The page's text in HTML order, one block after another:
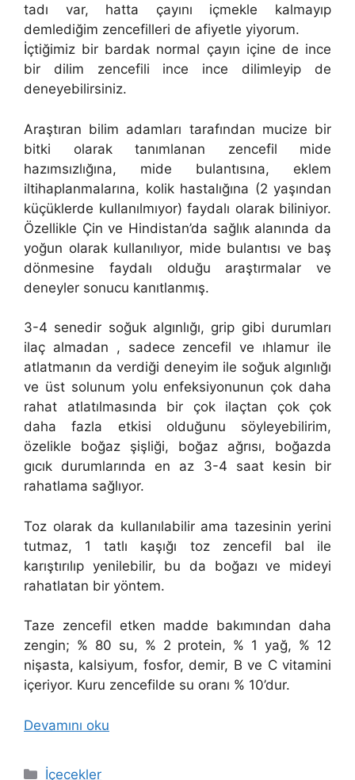
tadı var, hatta çayını içmekle kalmayıp
demlediğim zencefilleri de afiyetle yiyorum.
İçtiğimiz bir bardak normal çayın içine de ince
bir dilim zencefili ince ince dilimleyip de
deneyebilirsiniz.
Araştıran bilim adamları tarafından mucize bir
bitki olarak tanımlanan zencefil mide
hazımsızlığına, mide bulantısına, eklem
iltihaplanmalarına, kolik hastalığına (2 yaşından
küçüklerde kullanılmıyor) faydalı olarak biliniyor.
Özellikle Çin ve Hindistan’da sağlık alanında da
yoğun olarak kullanılıyor, mide bulantısı ve baş
dönmesine faydalı olduğu araştırmalar ve
deneyler sonucu kanıtlanmış.
3-4 senedir soğuk algınlığı, grip gibi durumları
ilaç almadan , sadece zencefil ve ıhlamur ile
atlatmanın da verdiği deneyim ile soğuk algınlığı
ve üst solunum yolu enfeksiyonunun çok daha
rahat atlatılmasında bir çok ilaçtan çok çok
daha fazla etkisi olduğunu söyleyebilirim,
özelikle boğaz şişliği, boğaz ağrısı, boğazda
gıcık durumlarında en az 3-4 saat kesin bir
rahatlama sağlıyor.
Toz olarak da kullanılabilir ama tazesinin yerini
tutmaz, 1 tatlı kaşığı toz zencefil bal ile
karıştırılıp yenilebilir, bu da boğazı ve mideyi
rahatlatan bir yöntem.
Taze zencefil etken madde bakımından daha
zengin; % 80 su, % 2 protein, % 1 yağ, % 12
nişasta, kalsiyum, fosfor, demir, B ve C vitamini
içeriyor. Kuru zencefilde su oranı % 10’dur.
Devamını oku
Kategoriler
İçecekler